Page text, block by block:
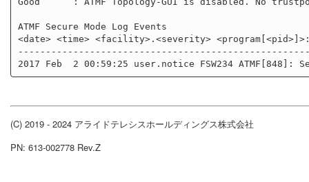
ATMF Secure Mode Log Events
<date> <time> <facility>.<severity> <program[<pid>]>:
(C) 2019 - 2024 アライドテレシスホールディングス株式会社
PN: 613-002778 Rev.Z